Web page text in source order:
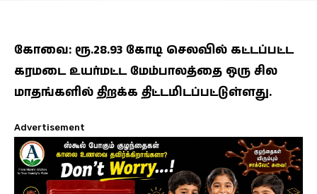
கோவை: ரூ.28.93 கோடி செலவில் கட்டப்பட்ட
கரமடை உயர்மட்ட மேம்பாலத்தை ஒரு சில
மாதங்களில் திறக்க திட்டமிடப்பட்டுள்ளது.
Advertisement